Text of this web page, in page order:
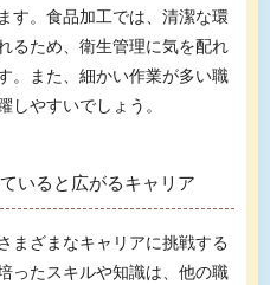
す。食品加工では、清潔な環
るため、衛生管理に気を配れ
。また、細かい作業が多い職
やすいでしょう。
いると広がるキャリア
まざまなキャリアに挑戦する
ったスキルや知識は、他の職